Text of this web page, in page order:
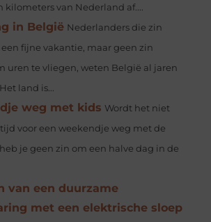
kilometers van Nederland af....
in België Nederlanders die zin
fijne vakantie, maar geen zin
uren te vliegen, weten België al jaren
land is...
weg met kids Wordt het niet
voor een weekendje weg met de
je geen zin om een halve dag in de
van een duurzame
met een elektrische sloep